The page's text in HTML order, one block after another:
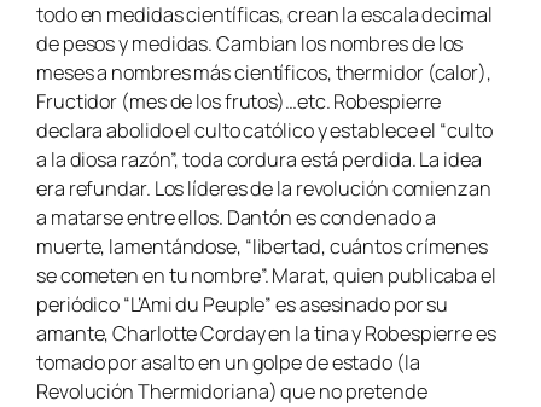
todo en medidas científicas, crean la escala decimal
de pesos y medidas. Cambian los nombres de los
meses a nombres más científicos, thermidor (calor),
Fructidor (mes de los frutos)…etc. Robespierre
declara abolido el culto católico y establece el “culto
a la diosa razón”, toda cordura está perdida. La idea
era refundar. Los líderes de la revolución comienzan
a matarse entre ellos. Dantón es condenado a
muerte, lamentándose, “libertad, cuántos crímenes
se cometen en tu nombre”. Marat, quien publicaba el
periódico “L’Ami du Peuple” es asesinado por su
amante, Charlotte Corday en la tina y Robespierre es
tomado por asalto en un golpe de estado (la
Revolución Thermidoriana) que no pretende